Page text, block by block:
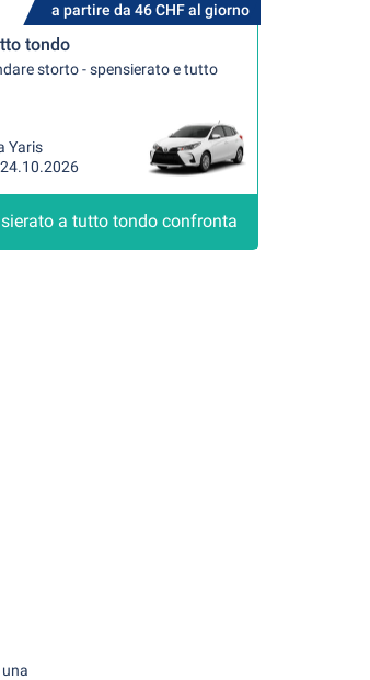
a partire da 46 CHF al giorno
tondo
storto - spensierato e tutto
Yaris
a tutto tondo confronta